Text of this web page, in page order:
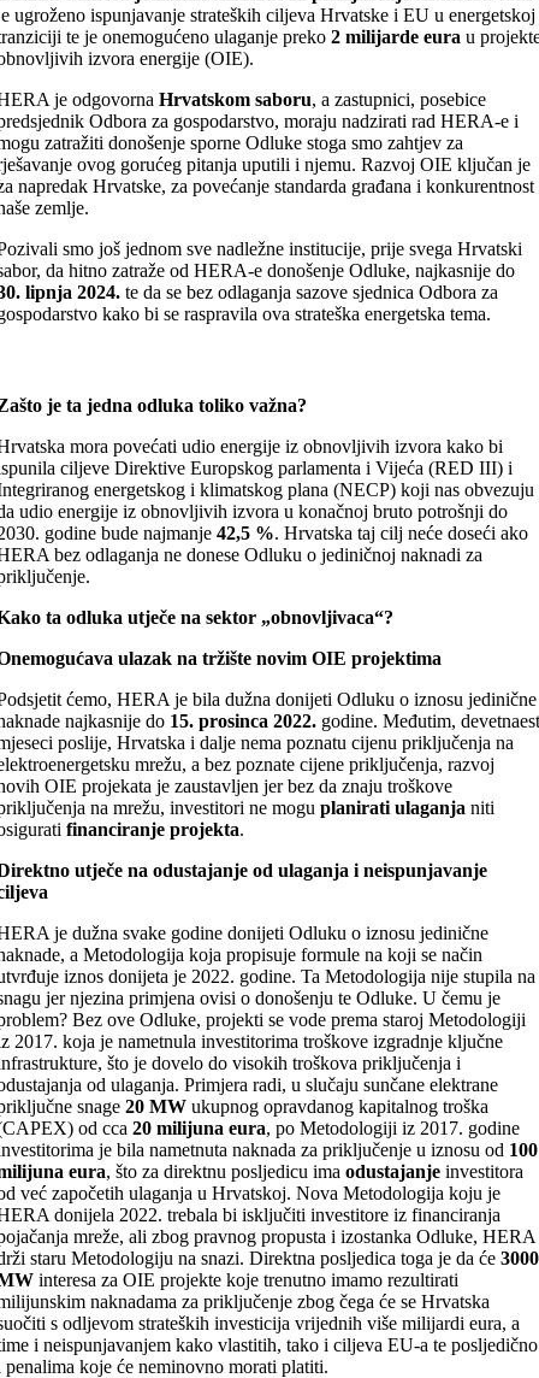
ugroženo ispunjavanje strateških ciljeva Hrvatske i EU u energetskoj
te je onemogućeno ulaganje preko2 milijarde eura u
izvora energije (OIE).
je odgovornaHrvatskom saboru, a zastupnici, posebice
Odbora za gospodarstvo, moraju nadzirati rad HERA-e i
zatražiti donošenje sporne Odluke stoga smo zahtjev za
ovog gorućeg pitanja uputili i njemu. Razvoj OIE ključan je
napredak Hrvatske, za povećanje standarda građana i konkurentnost
zemlje.
smo još jednom sve nadležne institucije, prije svega Hrvatski
da hitno zatraže od HERA-e donošenje Odluke, najkasnije do
lipnja 2024. te da se bez odlaganja sazove sjednica Odbora za
kako bi se raspravila ova strateška energetska tema.
je ta jedna odluka toliko važna?
mora povećati udio energije iz obnovljivih izvora kako bi
ciljeve Direktive Europskog parlamenta i Vijeća (RED III) i
energetskog i klimatskog plana (NECP) koji nas obvezuju
udio energije iz obnovljivih izvora u konačnoj bruto potrošnji do
godine bude najmanje42,5 %. Hrvatska taj cilj neće doseći ako
bez odlaganja ne donese Odluku o jediničnoj naknadi za
ta odluka utječe na sektor „obnovljivaca“?
ulazak na tržište novim OIE projektima
ćemo, HERA je bila dužna donijeti Odluku o iznosu jedinične
najkasnije do 15. prosinca 2022. godine. Međutim,
poslije, Hrvatska i dalje nema poznatu cijenu priključenja na
mrežu, a bez poznate cijene priključenja, razvoj
OIE projekata je zaustavljen jer bez da znaju troškove
na mrežu, investitori ne mogu planirati ulaganja niti
financiranje projekta.
utječe na odustajanje od ulaganja i neispunjavanje
je dužna svake godine donijeti Odluku o iznosu jedinične
a Metodologija koja propisuje formule na koji se način
iznos donijeta je 2022. godine. Ta Metodologija nije stupila na
jer njezina primjena ovisi o donošenju te Odluke. U čemu je
Bez ove Odluke, projekti se vode prema staroj Metodologiji
2017. koja je nametnula investitorima troškove izgradnje ključne
što je dovelo do visokih troškova priključenja i
od ulaganja. Primjera radi, u slučaju sunčane elektrane
snage20 MW ukupnog opravdanog kapitalnog troška
od cca20 milijuna eura, po Metodologiji iz 2017. godine
je bila nametnuta naknada za priključenje u iznosu od 100
eura, što za direktnu posljedicu imaodustajanje investitora
već započetih ulaganja u Hrvatskoj. Nova Metodologija koju je
donijela 2022. trebala bi isključiti investitore iz financiranja
mreže, ali zbog pravnog propusta i izostanka Odluke, HERA
staru Metodologiju na snazi. Direktna posljedica toga je da će3000
interesa za OIE projekte koje trenutno imamo rezultirati
naknadama za priključenje zbog čega će se Hrvatska
s odljevom strateških investicija vrijednih više milijardi eura, a
i neispunjavanjem kako vlastitih, tako i ciljeva EU-a te posljedično
penalima koje će neminovno morati platiti.